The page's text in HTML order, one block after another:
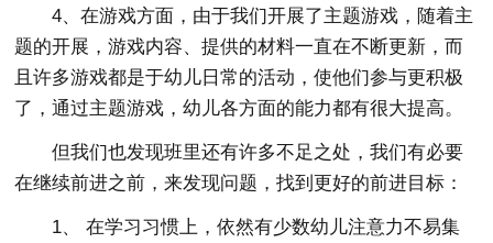
4、在游戏方面，由于我们开展了主题游戏，随着主
题的开展，游戏内容、提供的材料一直在不断更新，而
且许多游戏都是于幼儿日常的活动，使他们参与更积极
了，通过主题游戏，幼儿各方面的能力都有很大提高。
但我们也发现班里还有许多不足之处，我们有必要
在继续前进之前，来发现问题，找到更好的前进目标：
1、 在学习习惯上，依然有少数幼儿注意力不易集